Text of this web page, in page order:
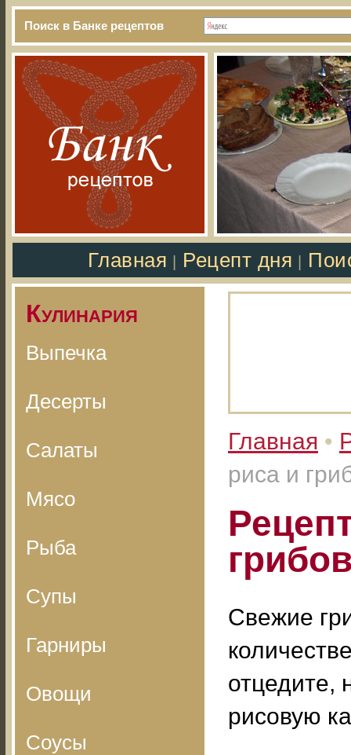
Поиск в Банке рецептов
Главная Рецепт дня
Кулинария
Выпечка
Десерты
Салаты
Мясо
Рыба
Супы
Гарниры
Овощи
Соусы
Главная •
риса и
Свежие
отцедите,
рисовую